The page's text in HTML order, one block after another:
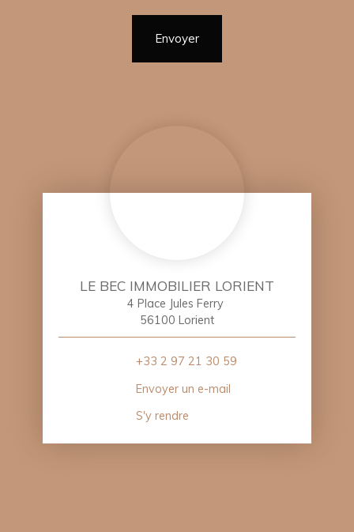
Envoyer
LE BEC IMMOBILIER LORIENT
4 Place Jules Ferry
56100 Lorient
+33 2 97 21 30 59
Envoyer un e-mail
S'y rendre